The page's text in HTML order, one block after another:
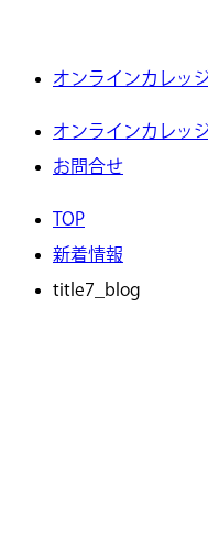
オンラインカレッ
オンラインカレッ
お問合せ
TOP
新着情報
title7_blog